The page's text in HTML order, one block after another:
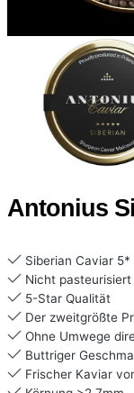
Antonius
Siberian Caviar
Nicht pasteurisiert
5-Star Qualität
Der zweitgrößte
Ohne Umwege
Buttriger
Frischer Kaviar